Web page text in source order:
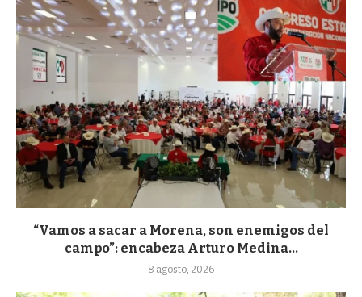
“Vamos a sacar a Morena, son enemigos del
campo”: encabeza Arturo Medina...
8 agosto, 2026